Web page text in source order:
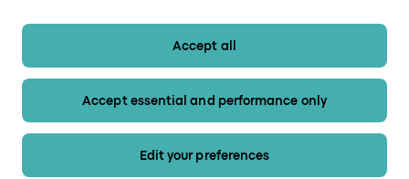
Sitemap (på engelska)
© 2026 Heathrow Express. Alla rättigheter förbehållna
Accept all
Accept essential and performance only
Edit your preferences